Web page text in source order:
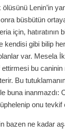
Lenin’in
büsbütün
için,
kendisi gibi bilip
var. Mesela
ettirmesi bu
Bu
buna inanmazdı:
onu tevkif
bazen ne kadar